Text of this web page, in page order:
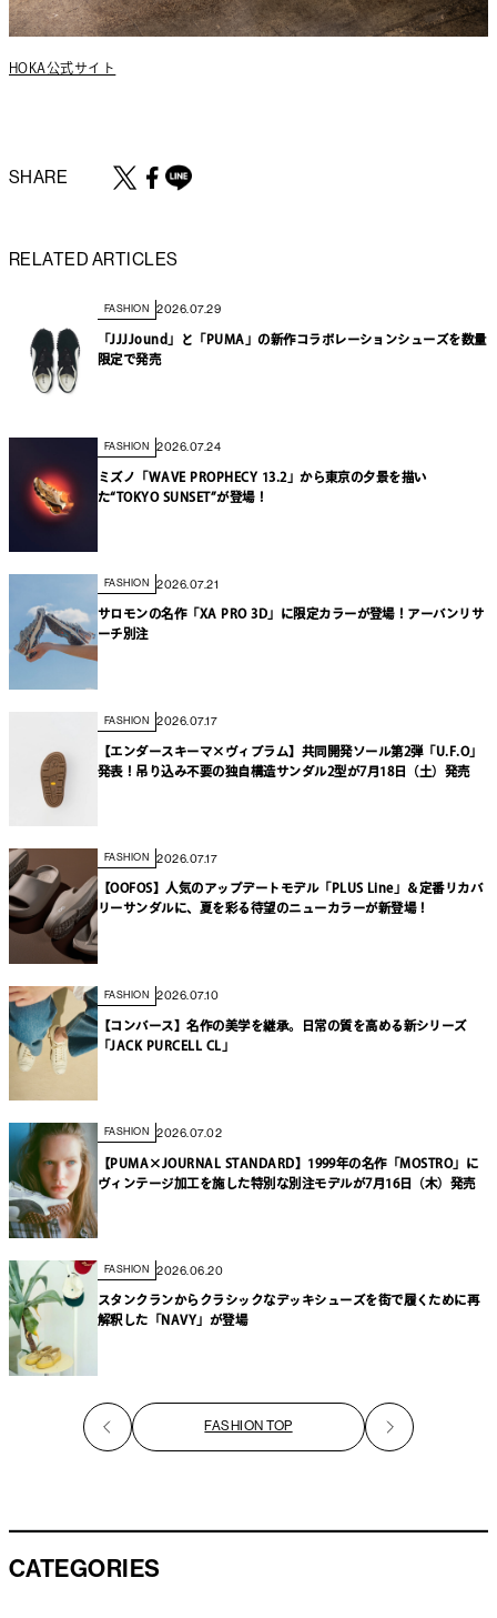
HOKA公式サイト
SHARE
RELATED ARTICLES
FASHION 2026.07.29
「JJJJound」と「PUMA」の新作コラボレーションシューズを数量
限定で発売
FASHION 2026.07.24
ミズノ「WAVE PROPHECY 13.2」から東京の夕景を描い
た“TOKYO SUNSET”が登場！
FASHION 2026.07.21
サロモンの名作「XA PRO 3D」に限定カラーが登場！アーバンリサ
ーチ別注
FASHION 2026.07.17
【エンダースキーマ×ヴィブラム】共同開発ソール第2弾「U.F.O」
発表！吊り込み不要の独自構造サンダル2型が7月18日（土）発売
FASHION 2026.07.17
【OOFOS】人気のアップデートモデル「PLUS Line」＆定番リカバ
リーサンダルに、夏を彩る待望のニューカラーが新登場！
FASHION 2026.07.10
【コンバース】名作の美学を継承。日常の質を高める新シリーズ
「JACK PURCELL CL」
FASHION 2026.07.02
【PUMA×JOURNAL STANDARD】1999年の名作「MOSTRO」に
ヴィンテージ加工を施した特別な別注モデルが7月16日（木）発売
FASHION 2026.06.20
スタンクランからクラシックなデッキシューズを街で履くために再
解釈した「NAVY」が登場
FASHION TOP
CATEGORIES